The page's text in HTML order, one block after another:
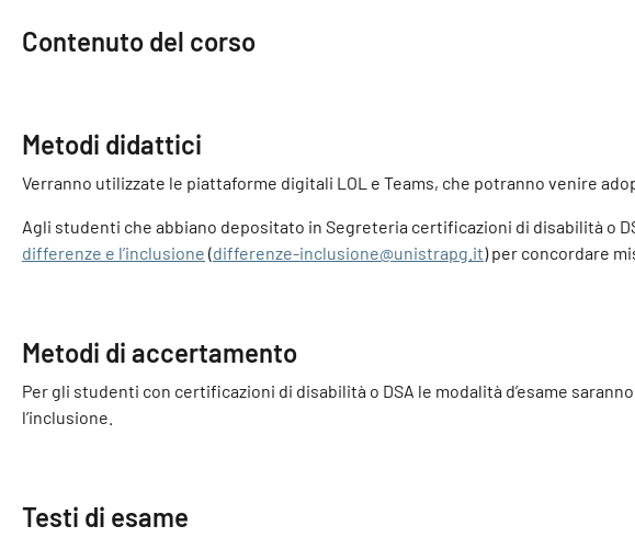
Contenuto del corso
Metodi didattici
Verranno utilizzate le piattaforme digitali LOL e Teams, che potranno venire
Agli studenti che abbiano depositato in Segreteria certificazioni di disabilità o
differenze e l’inclusione (differenze-inclusione@unistrapg.it) per concordare
Metodi di accertamento
Per gli studenti con certificazioni di disabilità o DSA le modalità d’esame
l’inclusione.
Testi di esame